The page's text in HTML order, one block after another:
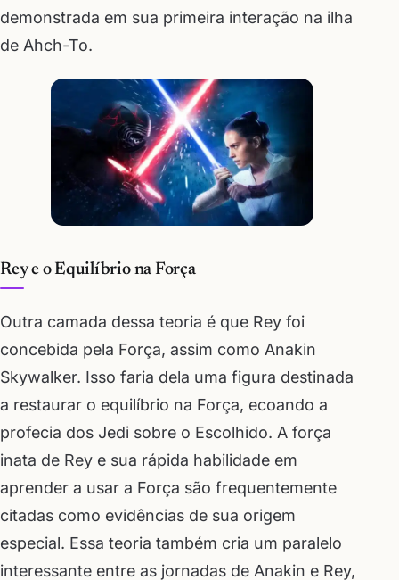
demonstrada em sua primeira interação na ilha
de Ahch-To.
Rey e o Equilíbrio na Força
Outra camada dessa teoria é que Rey foi
concebida pela Força, assim como Anakin
Skywalker. Isso faria dela uma figura destinada
a restaurar o equilíbrio na Força, ecoando a
profecia dos Jedi sobre o Escolhido. A força
inata de Rey e sua rápida habilidade em
aprender a usar a Força são frequentemente
citadas como evidências de sua origem
especial. Essa teoria também cria um paralelo
interessante entre as jornadas de Anakin e Rey,